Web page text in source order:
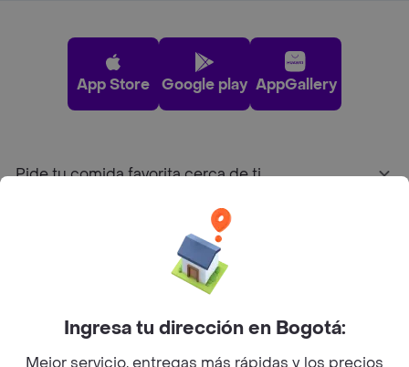
App Store Google play AppGallery
Pide tu comida favorita cerca de ti
Sobre Rappi
Ingresa tu dirección en Bogotá:
Mejor servicio, entregas más rápidas y los precios